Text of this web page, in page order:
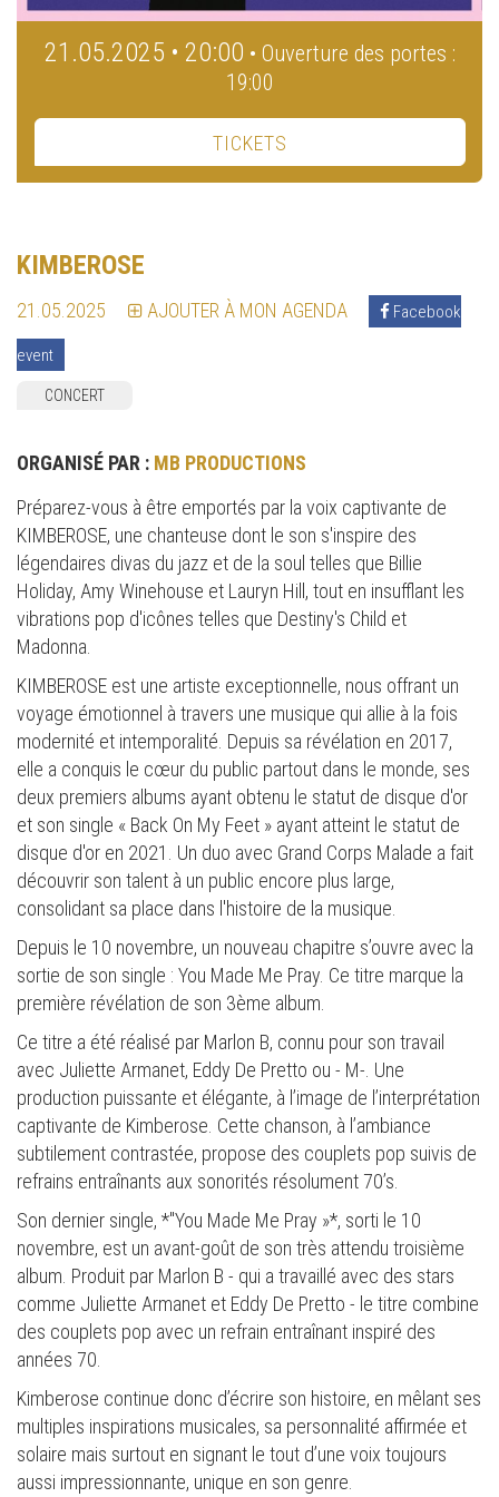
21.05.2025 • 20:00 • Ouverture des portes :
19:00
TICKETS
KIMBEROSE
21.05.2025 AJOUTER À MON AGENDA Facebook
event
CONCERT
ORGANISÉ PAR : MB PRODUCTIONS
Préparez-vous à être emportés par la voix captivante de
KIMBEROSE, une chanteuse dont le son s'inspire des
légendaires divas du jazz et de la soul telles que Billie
Holiday, Amy Winehouse et Lauryn Hill, tout en insufflant les
vibrations pop d'icônes telles que Destiny's Child et
Madonna.
KIMBEROSE est une artiste exceptionnelle, nous offrant un
voyage émotionnel à travers une musique qui allie à la fois
modernité et intemporalité. Depuis sa révélation en 2017,
elle a conquis le cœur du public partout dans le monde, ses
deux premiers albums ayant obtenu le statut de disque d'or
et son single « Back On My Feet » ayant atteint le statut de
disque d'or en 2021. Un duo avec Grand Corps Malade a fait
découvrir son talent à un public encore plus large,
consolidant sa place dans l'histoire de la musique.
Depuis le 10 novembre, un nouveau chapitre s’ouvre avec la
sortie de son single : You Made Me Pray. Ce titre marque la
première révélation de son 3ème album.
Ce titre a été réalisé par Marlon B, connu pour son travail
avec Juliette Armanet, Eddy De Pretto ou - M-. Une
production puissante et élégante, à l’image de l’interprétation
captivante de Kimberose. Cette chanson, à l’ambiance
subtilement contrastée, propose des couplets pop suivis de
refrains entraînants aux sonorités résolument 70’s.
Son dernier single, *"You Made Me Pray »*, sorti le 10
novembre, est un avant-goût de son très attendu troisième
album. Produit par Marlon B - qui a travaillé avec des stars
comme Juliette Armanet et Eddy De Pretto - le titre combine
des couplets pop avec un refrain entraînant inspiré des
années 70.
Kimberose continue donc d’écrire son histoire, en mêlant ses
multiples inspirations musicales, sa personnalité affirmée et
solaire mais surtout en signant le tout d’une voix toujours
aussi impressionnante, unique en son genre.